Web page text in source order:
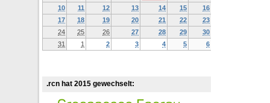
10
11 12 13 14 15
16
17
18 19 20 21 22
23
24
25 26 27 28 29
30
31
1 2 3 4 5 6
.rcn hat 2015 gewechselt: